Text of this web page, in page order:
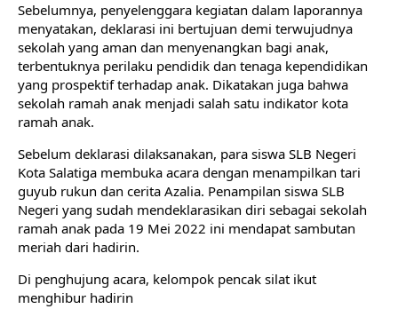
Sebelumnya, penyelenggara kegiatan dalam laporannya
menyatakan, deklarasi ini bertujuan demi terwujudnya
sekolah yang aman dan menyenangkan bagi anak,
terbentuknya perilaku pendidik dan tenaga kependidikan
yang prospektif terhadap anak. Dikatakan juga bahwa
sekolah ramah anak menjadi salah satu indikator kota
ramah anak.
Sebelum deklarasi dilaksanakan, para siswa SLB Negeri
Kota Salatiga membuka acara dengan menampilkan tari
guyub rukun dan cerita Azalia. Penampilan siswa SLB
Negeri yang sudah mendeklarasikan diri sebagai sekolah
ramah anak pada 19 Mei 2022 ini mendapat sambutan
meriah dari hadirin.
Di penghujung acara, kelompok pencak silat ikut
menghibur hadirin